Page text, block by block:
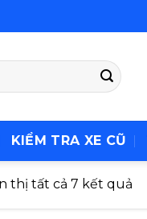
KIỂM TRA XE CŨ
thị tất cả 7 kết quả